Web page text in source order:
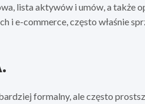
lista aktywów i umów, a także
i e-commerce, często właśnie
formalny, ale często